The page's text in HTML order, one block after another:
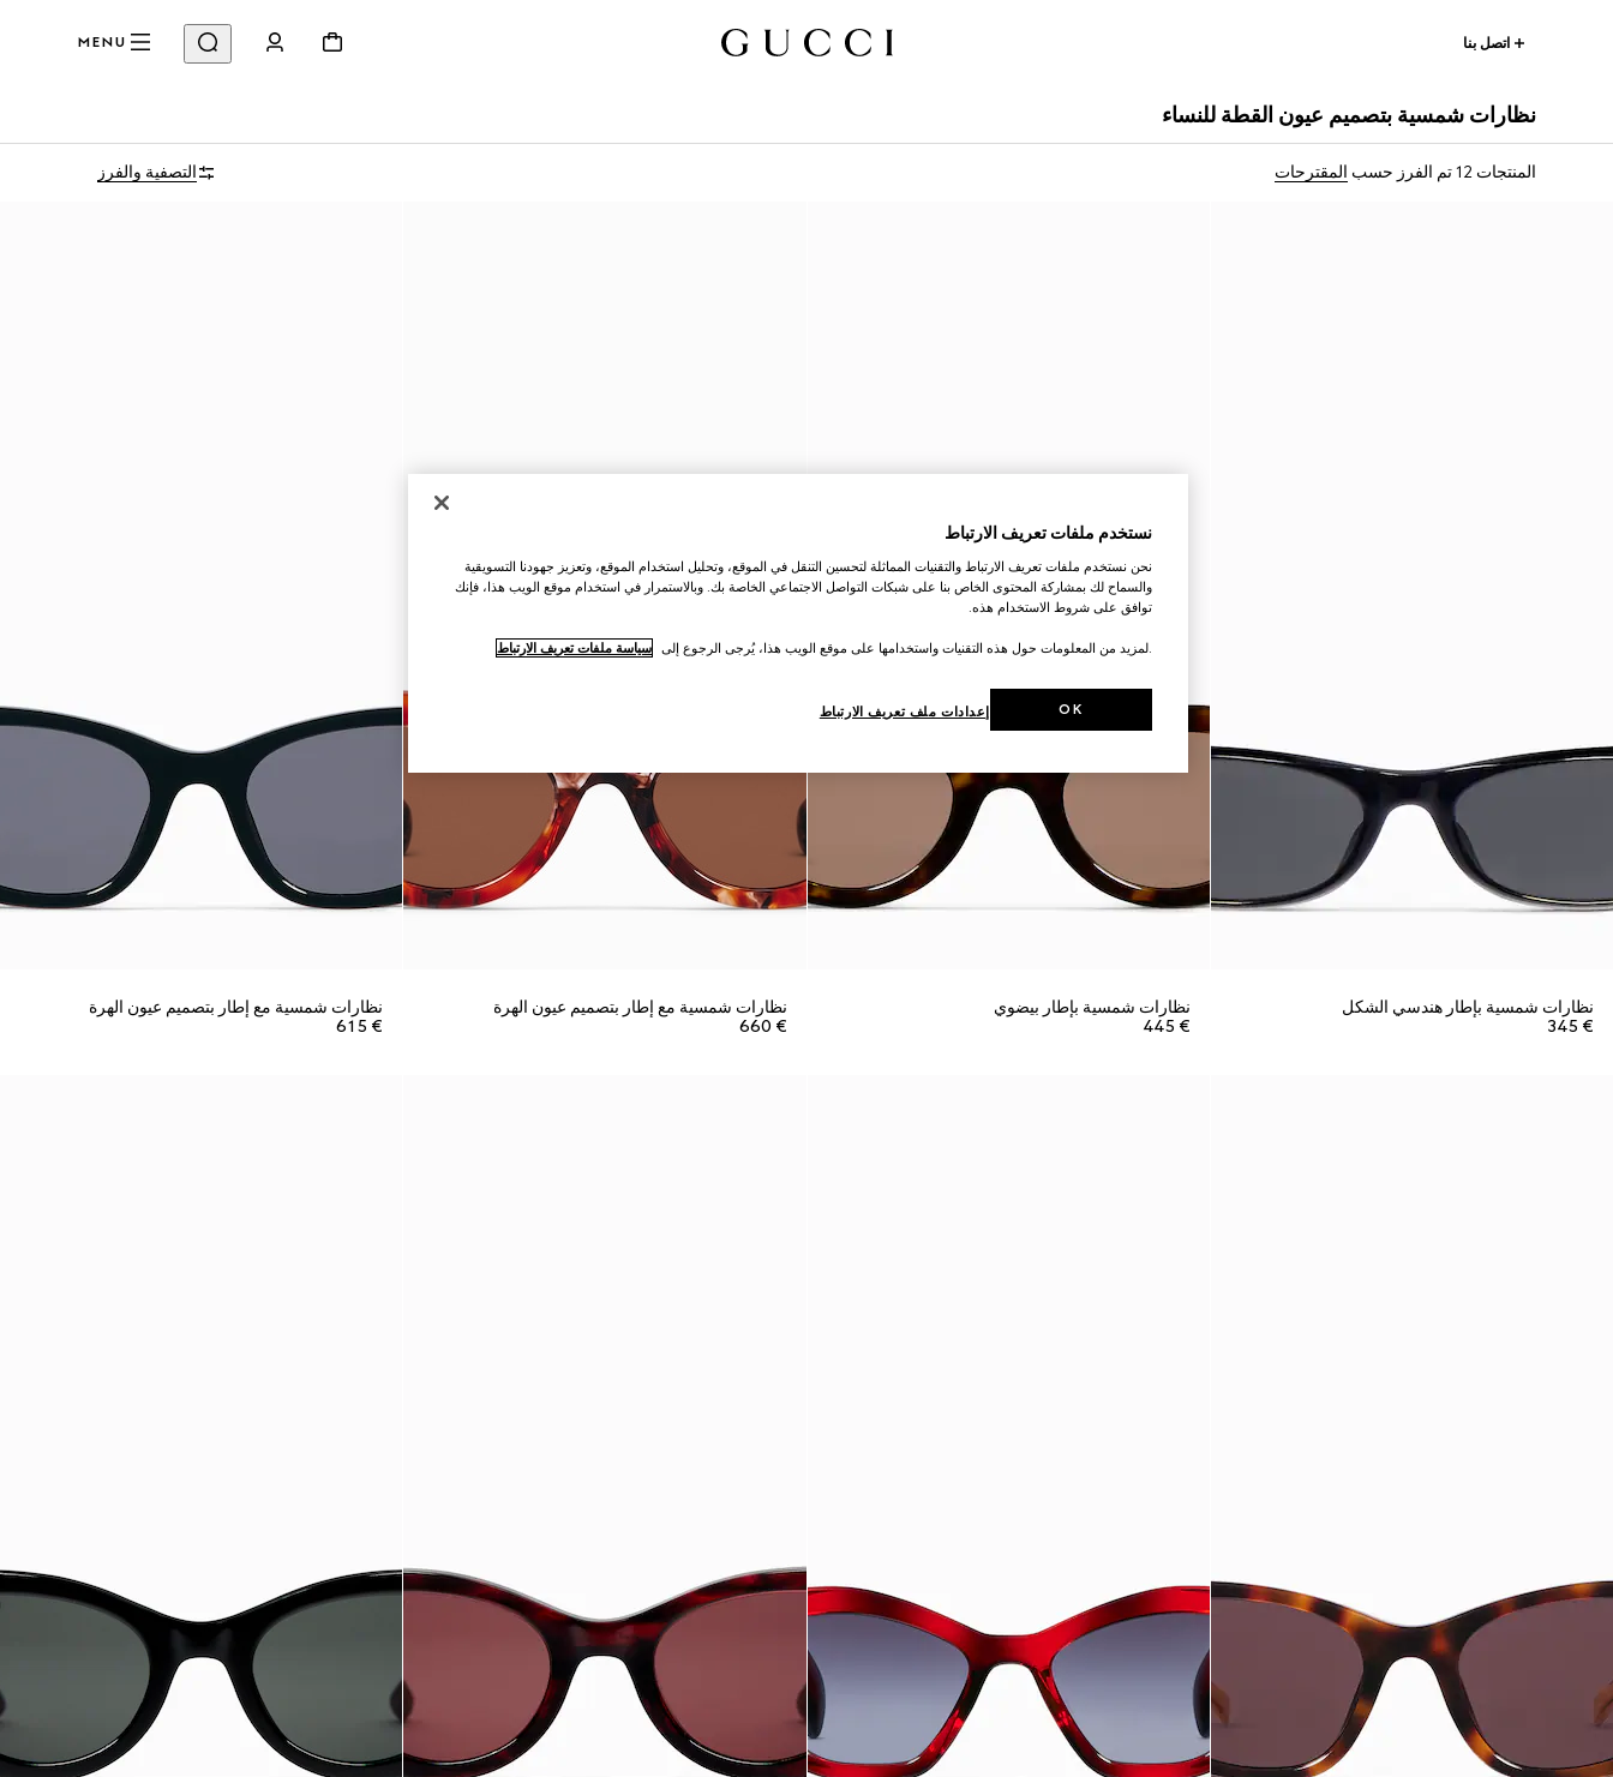
اتصل بنا MENU
نظارات شمسية بتصميم عيون القطة للنساء
المنتجات 12 تم الفرز حسب المقترحات التصفية والفرز
نظارات شمسية بإطار هندسي الشكل
€ 345
نظارات شمسية بإطار بيضوي
€ 445
نظارات شمسية مع إطار بتصميم عيون الهرة
€ 660
نظارات شمسية مع إطار بتصميم عيون الهرة
€ 615
نستخدم ملفات تعريف الارتباط
نحن نستخدم ملفات تعريف الارتباط والتقنيات المماثلة لتحسين التنقل في الموقع، وتحليل استخدام الموقع، وتعزيز جهودنا التسويقية
والسماح لك بمشاركة المحتوى الخاص بنا على شبكات التواصل الاجتماعي الخاصة بك. وبالاستمرار في استخدام موقع الويب هذا، فإنك
توافق على شروط الاستخدام هذه.
.لمزيد من المعلومات حول هذه التقنيات واستخدامها على موقع الويب هذا، يُرجى الرجوع إلى سياسة ملفات تعريف الارتباط
إعدادات ملف تعريف الارتباط OK